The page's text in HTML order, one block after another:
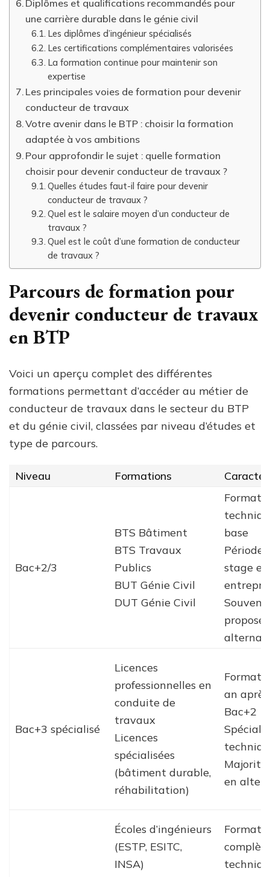
Diplômes et qualifications recommandés pour
une carrière durable dans le génie civil
Les diplômes d’ingénieur spécialisés
Les certifications complémentaires valorisées
La formation continue pour maintenir son
expertise
Les principales voies de formation pour devenir
conducteur de travaux
Votre avenir dans le BTP : choisir la formation
adaptée à vos ambitions
Pour approfondir le sujet : quelle formation
choisir pour devenir conducteur de travaux ?
Quelles études faut-il faire pour devenir
conducteur de travaux ?
Quel est le salaire moyen d’un conducteur de
travaux ?
Quel est le coût d’une formation de conducteur
de travaux ?
Parcours de formation pour
devenir conducteur de travaux
en BTP
Voici un aperçu complet des différentes
formations permettant d’accéder au métier de
conducteur de travaux dans le secteur du BTP
et du génie civil, classées par niveau d’études et
type de parcours.
Niveau Formations
Bac+2/3
BTS Bâtiment
BTS Travaux
Publics
BUT Génie Civil
DUT Génie Civil
base
stage en
Souvent
Bac+3 spécialisé
Licences
professionnelles en
conduite de
travaux
Licences
spécialisées
(bâtiment durable,
réhabilitation)
an
Bac+2
en
Écoles d’ingénieurs
(ESTP, ESITC,
INSA)